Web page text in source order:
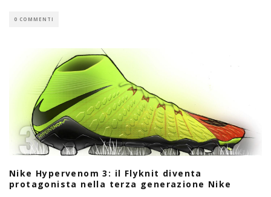
0 COMMENTI
Nike Hypervenom 3: il Flyknit diventa
protagonista nella terza generazione Nike